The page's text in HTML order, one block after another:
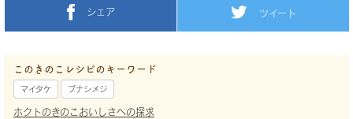
シェア ツイート
このきのこレシピのキーワード
マイタケ ブナシメジ
ホクトのきのこおいしさへの探求